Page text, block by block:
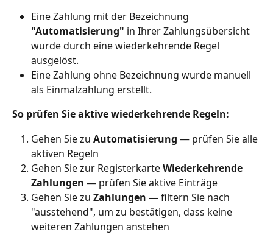
Eine Zahlung mit der Bezeichnung
"Automatisierung" in Ihrer Zahlungsübersicht
wurde durch eine wiederkehrende Regel
ausgelöst.
Eine Zahlung ohne Bezeichnung wurde manuell
als Einmalzahlung erstellt.
So prüfen Sie aktive wiederkehrende Regeln:
Gehen Sie zu Automatisierung — prüfen Sie alle
aktiven Regeln
Gehen Sie zur Registerkarte Wiederkehrende
Zahlungen — prüfen Sie aktive Einträge
Gehen Sie zu Zahlungen — filtern Sie nach
"ausstehend", um zu bestätigen, dass keine
weiteren Zahlungen anstehen